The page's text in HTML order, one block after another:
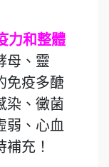
力和整體
母、靈
免疫多醣
染、黴菌
弱、心血
充！